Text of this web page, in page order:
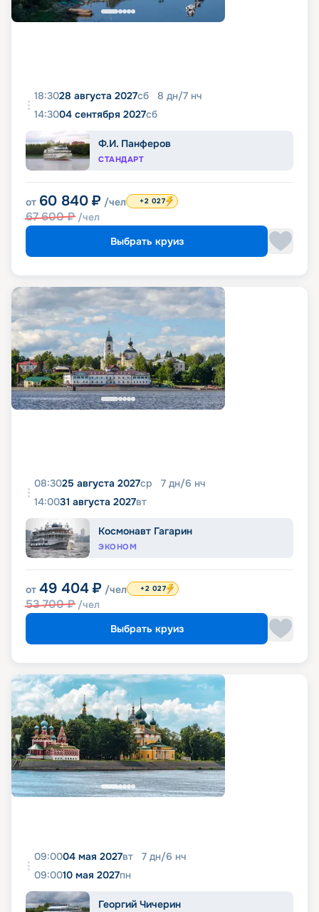
18:3028 августа 2027сб 8 дн/7 нч
14:3004 сентября 2027сб
Ф.И. Панферов
СТАНДАРТ
от 60 840 ₽ /чел
67 600₽ /чел
+2 027
Выбрать круиз
08:3025 августа 2027ср 7 дн/6 нч
14:0031 августа 2027вт
Космонавт Гагарин
ЭКОНОМ
от 49 404 ₽ /чел
53 700₽ /чел
+2 027
Выбрать круиз
09:0004 мая 2027вт 7 дн/6 нч
09:0010 мая 2027пн
Георгий Чичерин